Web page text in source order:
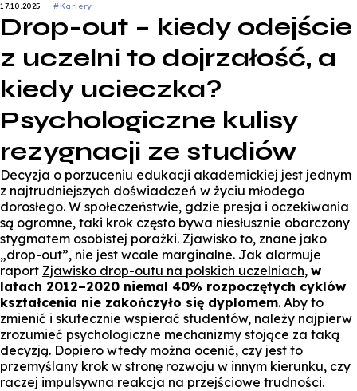
17.10.2025 #Kariery
Drop-out – kiedy odejście
z uczelni to dojrzałość, a
kiedy ucieczka?
Psychologiczne kulisy
rezygnacji ze studiów
Decyzja o porzuceniu edukacji akademickiej jest jednym
z najtrudniejszych doświadczeń w życiu młodego
dorosłego. W społeczeństwie, gdzie presja i oczekiwania
są ogromne, taki krok często bywa niesłusznie obarczony
stygmatem osobistej porażki. Zjawisko to, znane jako
„drop-out”, nie jest wcale marginalne. Jak alarmuje
raport Zjawisko drop-outu na polskich uczelniach, w
latach 2012–2020 niemal 40% rozpoczętych cyklów
kształcenia nie zakończyło się dyplomem. Aby to
zmienić i skutecznie wspierać studentów, należy najpierw
zrozumieć psychologiczne mechanizmy stojące za taką
decyzją. Dopiero wtedy można ocenić, czy jest to
przemyślany krok w stronę rozwoju w innym kierunku, czy
raczej impulsywna reakcja na przejściowe trudności.